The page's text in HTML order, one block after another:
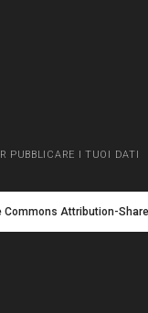
PUBBLICARE I TUOI DATI
Commons Attribution-